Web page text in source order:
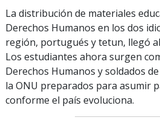
La distribución de materiales
Derechos Humanos en los dos
región, portugués y tetun, llegó
Los estudiantes ahora surgen
Derechos Humanos y soldados
la ONU preparados para asumir
conforme el país evoluciona.